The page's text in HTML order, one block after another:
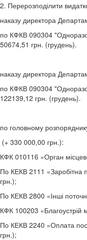
2. Перерозподілити
наказу директора
по КФКВ 090304
50674,51 грн. (грудень).
наказу директора
по КФКВ 090304
122139,12 грн. (грудень).
по головному
(+ 330 000,00 грн.):
КФК 010116 «Орган
По КЕКВ 2111 «Заробітна
грн.);
По КЕКВ 2800 «Інші
КФК 100203 «Благоустрій
По КЕКВ 2240 «Оплата
грн.);